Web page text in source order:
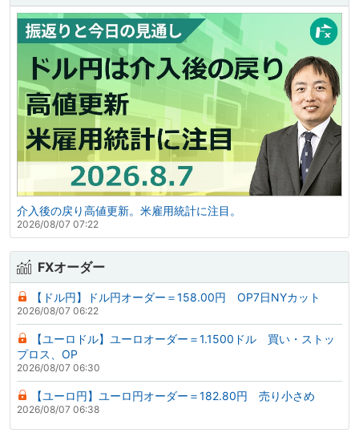
介入後の戻り高値更新。米雇用統計に注目。
2026/08/07 07:22
FXオーダー
【ドル円】ドル円オーダー＝158.00円 OP7日NYカット
2026/08/07 06:22
【ユーロドル】ユーロオーダー＝1.1500ドル 買い・ストッ
プロス、OP
2026/08/07 06:30
【ユーロ円】ユーロ円オーダー＝182.80円 売り小さめ
2026/08/07 06:38